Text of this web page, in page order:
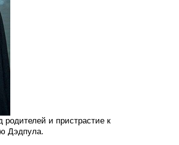
родителей и пристрастие к
Дэдпула.